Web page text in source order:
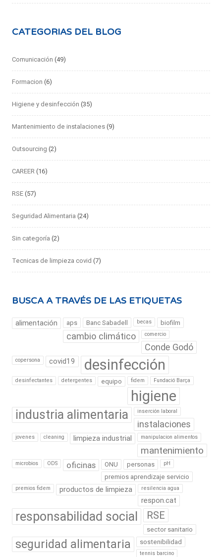
CATEGORIAS DEL BLOG
Comunicación (49)
Formacion (6)
Higiene y desinfección (35)
Mantenimiento de instalaciones (9)
Outsourcing (2)
CAREER (16)
RSE (57)
Seguridad Alimentaria (24)
Sin categoría (2)
Tecnicas de limpieza covid (7)
BUSCA A TRAVÉS DE LAS ETIQUETAS
alimentación aps Banc Sabadell becas biofilm
cambio climático comercio
Conde Godó
copersona covid19 desinfección
desinfectantes detergentes equipo fidem Fundació Barça
higiene
industria alimentaria inserción laboral
instalaciones
jovenes cleaning limpieza industrial manipulacion alimentos
mantenimiento
microbios ODS oficinas ONU personas pH
premios aprendizaje servicio
premios fidem productos de limpieza resilencia agua
respon.cat
responsabilidad social RSE
sector sanitario
seguridad alimentaria sostenibilidad
tennis barcino